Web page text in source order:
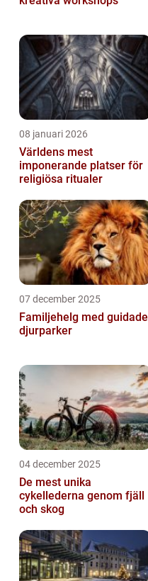
08 januari 2026
Världens mest
imponerande platser för
religiösa ritualer
07 december 2025
Familjehelg med guidade
djurparker
04 december 2025
De mest unika
cykellederna genom fjäll
och skog